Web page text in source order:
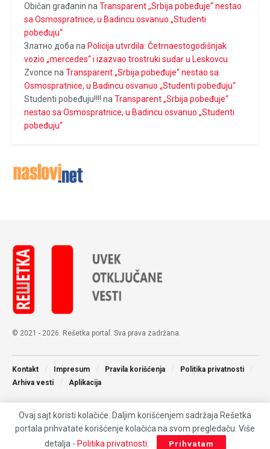
Običan građanin na Transparent „Srbija pobeđuje“ nestao
sa Osmospratnice, u Badincu osvanuo „Studenti
pobeđuju“
Златно доба na Policija utvrdila: Četrnaestogodišnjak
vozio „mercedes“ i izazvao trostruki sudar u Leskovcu
Zvonce na Transparent „Srbija pobeđuje“ nestao sa
Osmospratnice, u Badincu osvanuo „Studenti pobeđuju“
Studenti pobeđuju!!!! na Transparent „Srbija pobeđuje“
nestao sa Osmospratnice, u Badincu osvanuo „Studenti
pobeđuju“
© 2021 - 2026. Rešetka portal. Sva prava zadržana.
Kontakt Impresum Pravila korišćenja
Politika privatnosti
Arhiva vesti
Aplikacija
Ovaj sajt koristi kolačiće. Daljim korišćenjem sadržaja Rešetka
portala prihvatate korišćenje kolačića na svom pregledaču. Više
detalja - Politika privatnosti Prihvatam